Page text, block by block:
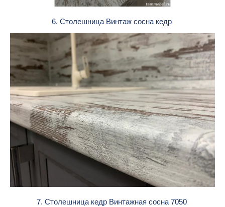
6. Столешница Винтаж сосна кедр
7. Столешница кедр Винтажная сосна 7050